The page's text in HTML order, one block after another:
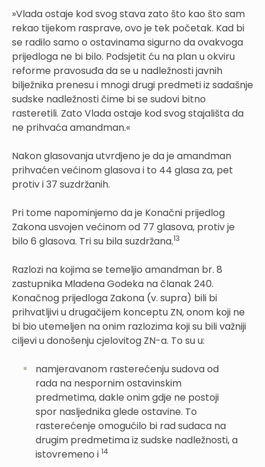
»Vlada ostaje kod svog stava zato što kao što sam
rekao tijekom rasprave, ovo je tek početak. Kad bi
se radilo samo o ostavinama sigurno da ovakvoga
prijedloga ne bi bilo. Podsjetit ću na plan u okviru
reforme pravosuđa da se u nadležnosti javnih
bilježnika prenesu i mnogi drugi predmeti iz sadašnje
sudske nadležnosti čime bi se sudovi bitno
rasteretili. Zato Vlada ostaje kod svog stajališta da
ne prihvaća amandman.«
Nakon glasovanja utvrdjeno je da je amandman
prihvaćen većinom glasova i to 44 glasa za, pet
protiv i 37 suzdržanih.
Pri tome napominjemo da je Konačni prijedlog
Zakona usvojen većinom od 77 glasova, protiv je
bilo 6 glasova. Tri su bila suzdržana.13
Razlozi na kojima se temeljio amandman br. 8
zastupnika Mladena Godeka na članak 240.
Konačnog prijedloga Zakona (v. supra) bili bi
prihvatljivi u drugačijem konceptu ZN, onom koji ne
bi bio utemeljen na onim razlozima koji su bili važniji
ciljevi u donošenju cjelovitog ZN-a. To su u:
namjeravanom rasterećenju sudova od
rada na nespornim ostavinskim
predmetima, dakle onim gdje ne postoji
spor nasljednika glede ostavine. To
rasterećenje omogućilo bi rad sudaca na
drugim predmetima iz sudske nadležnosti, a
istovremeno i 14